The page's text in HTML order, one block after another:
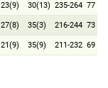
23(9) 30(13) 235-264 77
27(8) 35(3) 216-244 73
21(9) 35(9) 211-232 69